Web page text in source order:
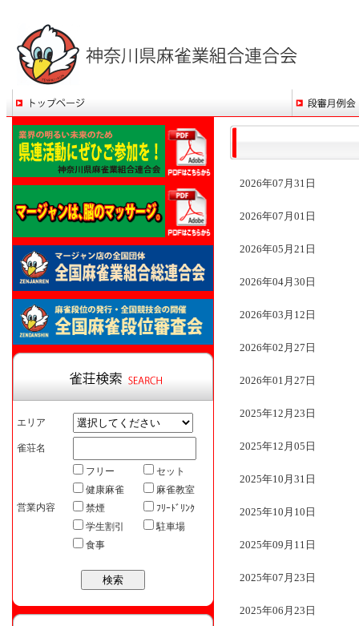
エリア
雀荘名
営業内容
フリー
セット
健康麻雀
麻雀教室
禁煙
ﾌﾘｰﾄﾞﾘﾝｸ
学生割引
駐車場
食事
2026年07月31日
2026年07月01日
2026年05月21日
2026年04月30日
2026年03月12日
2026年02月27日
2026年01月27日
2025年12月23日
2025年12月05日
2025年10月31日
2025年10月10日
2025年09月11日
2025年07月23日
2025年06月23日